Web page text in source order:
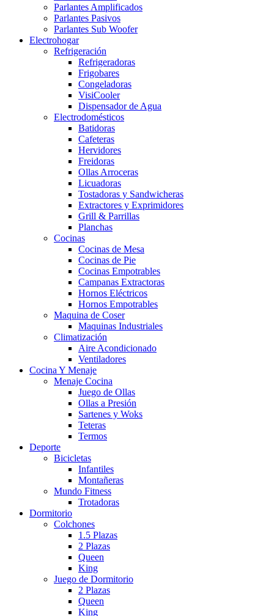
Parlantes Amplificados
Parlantes Pasivos
Parlantes Sub Woofer
Electrohogar
Refrigeración
Refrigeradoras
Frigobares
Congeladoras
VisiCooler
Dispensador de Agua
Electrodomésticos
Batidoras
Cafeteras
Hervidores
Freidoras
Ollas Arroceras
Licuadoras
Tostadoras y Sandwicheras
Extractores y Exprimidores
Grill & Parrillas
Planchas
Cocinas
Cocinas de Mesa
Cocinas de Pie
Cocinas Empotrables
Campanas Extractoras
Hornos Eléctricos
Hornos Empotrables
Maquina de Coser
Maquinas Industriales
Climatización
Aire Acondicionado
Ventiladores
Cocina Y Menaje
Menaje Cocina
Juego de Ollas
Ollas a Presión
Sartenes y Woks
Teteras
Termos
Deporte
Bicicletas
Infantiles
Montañeras
Mundo Fitness
Trotadoras
Dormitorio
Colchones
1.5 Plazas
2 Plazas
Queen
King
Juego de Dormitorio
2 Plazas
Queen
King